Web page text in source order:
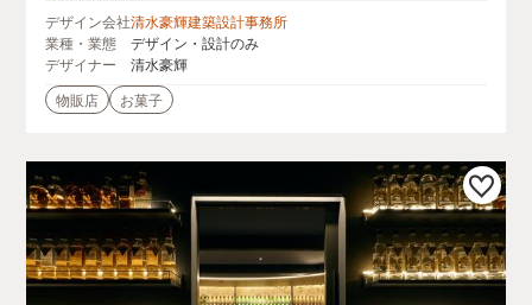
デザイン会社清水豪輝建築設計事務所
業種・業態
デザイン・設計のみ
デザイナー
清水豪輝
物販店
お菓子